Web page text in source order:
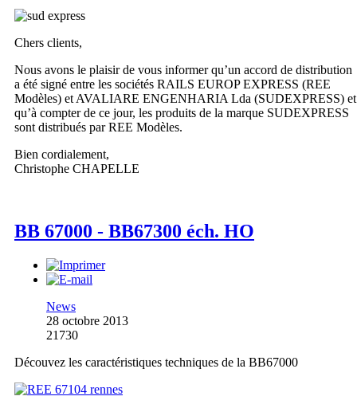
Chers clients,
Nous avons le plaisir de vous informer qu’un accord de distribution
a été signé entre les sociétés RAILS EUROP EXPRESS (REE
Modèles) et AVALIARE ENGENHARIA Lda (SUDEXPRESS) et
qu’à compter de ce jour, les produits de la marque SUDEXPRESS
sont distribués par REE Modèles.
Bien cordialement,
Christophe CHAPELLE
BB 67000 - BB67300 éch. HO
News
28 octobre 2013
21730
Découvez les caractéristiques techniques de la BB67000